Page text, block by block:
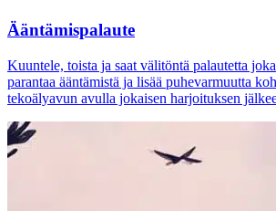
Ääntämispalaute
Kuuntele, toista ja saat välitöntä palautetta
parantaa ääntämistä ja lisää puhevarmuutta
tekoälyavun avulla jokaisen harjoituksen